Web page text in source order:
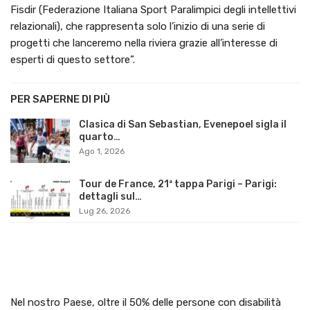
Fisdir (Federazione Italiana Sport Paralimpici degli intellettivi
relazionali), che rappresenta solo l’inizio di una serie di
progetti che lanceremo nella riviera grazie all’interesse di
esperti di questo settore”.
PER SAPERNE DI PIÙ
Clasica di San Sebastian, Evenepoel sigla il
quarto…
Ago 1, 2026
Tour de France, 21ª tappa Parigi – Parigi:
dettagli sul…
Lug 26, 2026
Nel nostro Paese, oltre il 50% delle persone con disabilità